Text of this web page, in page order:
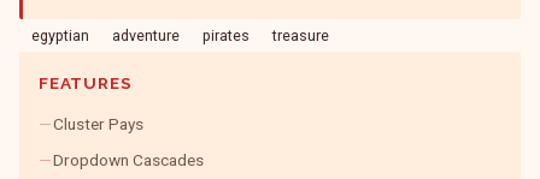
egyptian adventure pirates treasure
FEATURES
Cluster Pays
Dropdown Cascades